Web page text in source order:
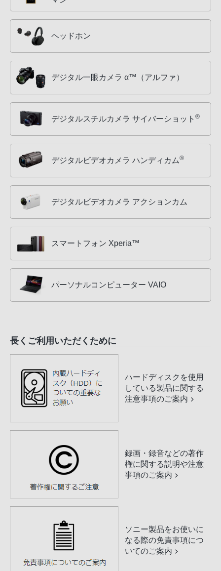
ヘッドホン
デジタル一眼カメラ α™（アルファ）
デジタルスチルカメラ サイバーショット ®
デジタルビデオカメラ ハンディカム®
デジタルビデオカメラ アクションカム
スマートフォン Xperia™
パーソナルコンピューター VAIO
長くご利用いただくために
ハードディスクを使用
している製品に関する
注意事項のご案内
録画・録音などの著作
権に関する説明や注意
事項のご案内
ソニー製品をお使いに
なる際の免責事項につ
いてのご案内